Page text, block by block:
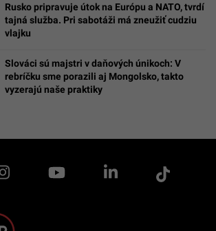
Rusko pripravuje útok na Európu a NATO, tvrdí
tajná služba. Pri sabotáži má zneužiť cudziu
vlajku
Slováci sú majstri v daňových únikoch: V
rebríčku sme porazili aj Mongolsko, takto
vyzerajú naše praktiky